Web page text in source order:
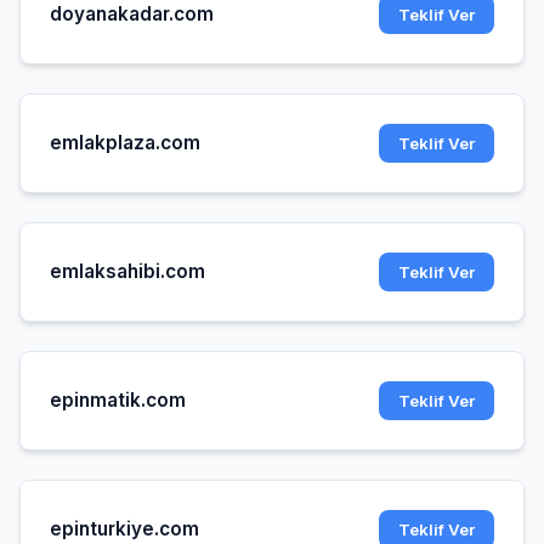
doyanakadar.com Teklif Ver
emlakplaza.com Teklif Ver
emlaksahibi.com Teklif Ver
epinmatik.com Teklif Ver
epinturkiye.com Teklif Ver